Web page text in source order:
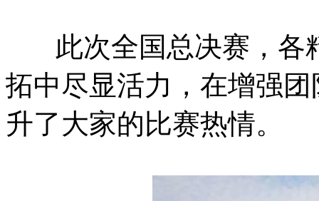
此次全国总决赛，各
拓中尽显活力，在增强
升了大家的比赛热情。